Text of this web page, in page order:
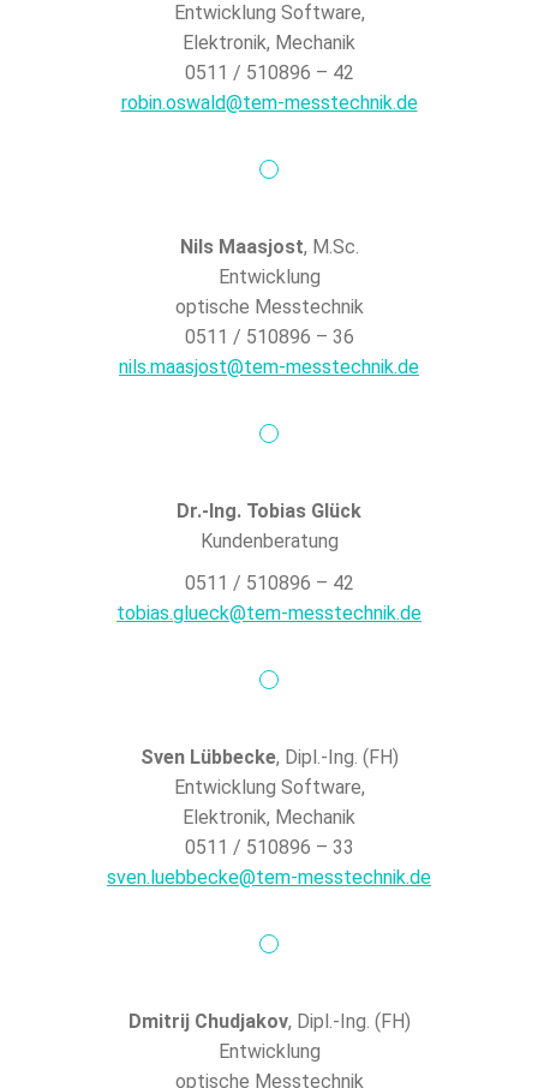
Entwicklung Software,
Elektronik, Mechanik
0511 / 510896 – 42
robin.oswald@tem-messtechnik.de
Nils Maasjost, M.Sc.
Entwicklung
optische Messtechnik
0511 / 510896 – 36
nils.maasjost@tem-messtechnik.de
Dr.-Ing. Tobias Glück
Kundenberatung
0511 / 510896 – 42
tobias.glueck@tem-messtechnik.de
Sven Lübbecke, Dipl.-Ing. (FH)
Entwicklung Software,
Elektronik, Mechanik
0511 / 510896 – 33
sven.luebbecke@tem-messtechnik.de
Dmitrij Chudjakov, Dipl.-Ing. (FH)
Entwicklung
optische Messtechnik